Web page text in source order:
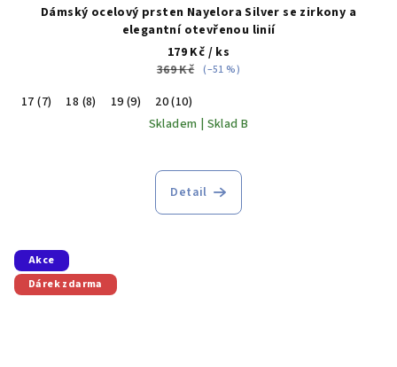
Dámský ocelový prsten Nayelora Silver se zirkony a
elegantní otevřenou linií
179 Kč / ks
369 Kč (–51 %)
17 (7) 18 (8) 19 (9)
20 (10)
Skladem | Sklad B
Detail
Akce
Dárek zdarma